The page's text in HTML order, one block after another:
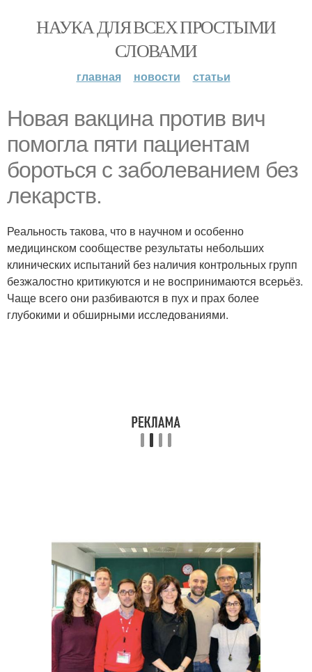
НАУКА ДЛЯ ВСЕХ ПРОСТЫМИ
СЛОВАМИ
главная новости статьи
Новая вакцина против вич
помогла пяти пациентам
бороться с заболеванием без
лекарств.
Реальность такова, что в научном и особенно
медицинском сообществе результаты небольших
клинических испытаний без наличия контрольных групп
безжалостно критикуются и не воспринимаются всерьёз.
Чаще всего они разбиваются в пух и прах более
глубокими и обширными исследованиями.